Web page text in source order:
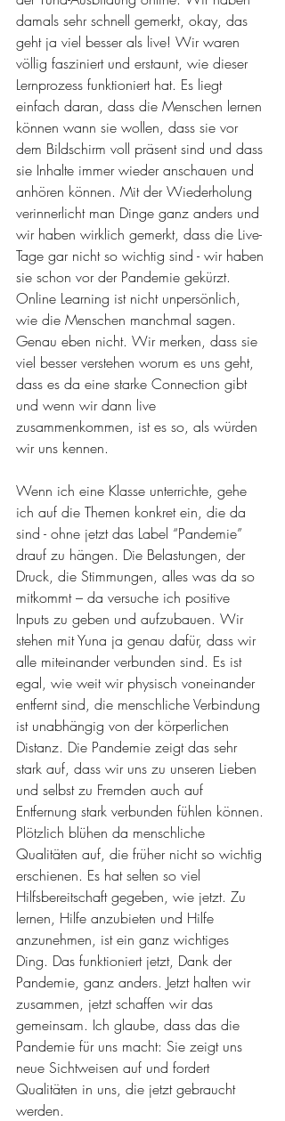
damals sehr schnell gemerkt, okay, das
geht ja viel besser als live! Wir waren
völlig fasziniert und erstaunt, wie dieser
Lernprozess funktioniert hat. Es liegt
einfach daran, dass die Menschen lernen
können wann sie wollen, dass sie vor
dem Bildschirm voll präsent sind und dass
sie Inhalte immer wieder anschauen und
anhören können. Mit der Wiederholung
verinnerlicht man Dinge ganz anders und
wir haben wirklich gemerkt, dass die Live-
Tage gar nicht so wichtig sind - wir haben
sie schon vor der Pandemie gekürzt.
Online Learning ist nicht unpersönlich,
wie die Menschen manchmal sagen.
Genau eben nicht. Wir merken, dass sie
viel besser verstehen worum es uns geht,
dass es da eine starke Connection gibt
und wenn wir dann live
zusammenkommen, ist es so, als würden
wir uns kennen.
Wenn ich eine Klasse unterrichte, gehe
ich auf die Themen konkret ein, die da
sind - ohne jetzt das Label “Pandemie”
drauf zu hängen. Die Belastungen, der
Druck, die Stimmungen, alles was da so
mitkommt – da versuche ich positive
Inputs zu geben und aufzubauen. Wir
stehen mit Yuna ja genau dafür, dass wir
alle miteinander verbunden sind. Es ist
egal, wie weit wir physisch voneinander
entfernt sind, die menschliche Verbindung
ist unabhängig von der körperlichen
Distanz. Die Pandemie zeigt das sehr
stark auf, dass wir uns zu unseren Lieben
und selbst zu Fremden auch auf
Entfernung stark verbunden fühlen können.
Plötzlich blühen da menschliche
Qualitäten auf, die früher nicht so wichtig
erschienen. Es hat selten so viel
Hilfsbereitschaft gegeben, wie jetzt. Zu
lernen, Hilfe anzubieten und Hilfe
anzunehmen, ist ein ganz wichtiges
Ding. Das funktioniert jetzt, Dank der
Pandemie, ganz anders. Jetzt halten wir
zusammen, jetzt schaffen wir das
gemeinsam. Ich glaube, dass das die
Pandemie für uns macht: Sie zeigt uns
neue Sichtweisen auf und fordert
Qualitäten in uns, die jetzt gebraucht
werden.